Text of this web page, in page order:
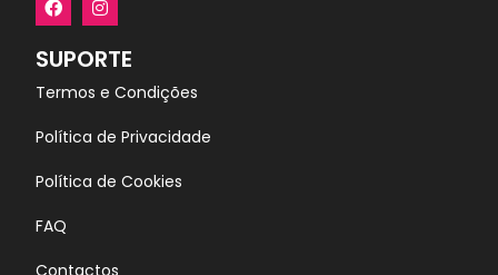
SUPORTE
Termos e Condições
Política de Privacidade
Política de Cookies
FAQ